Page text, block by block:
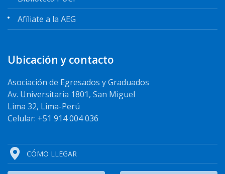
Afíliate a la AEG
Ubicación y contacto
Asociación de Egresados y Graduados
Av. Universitaria 1801, San Miguel
Lima 32, Lima-Perú
Celular: +51 914 004 036
CÓMO LLEGAR